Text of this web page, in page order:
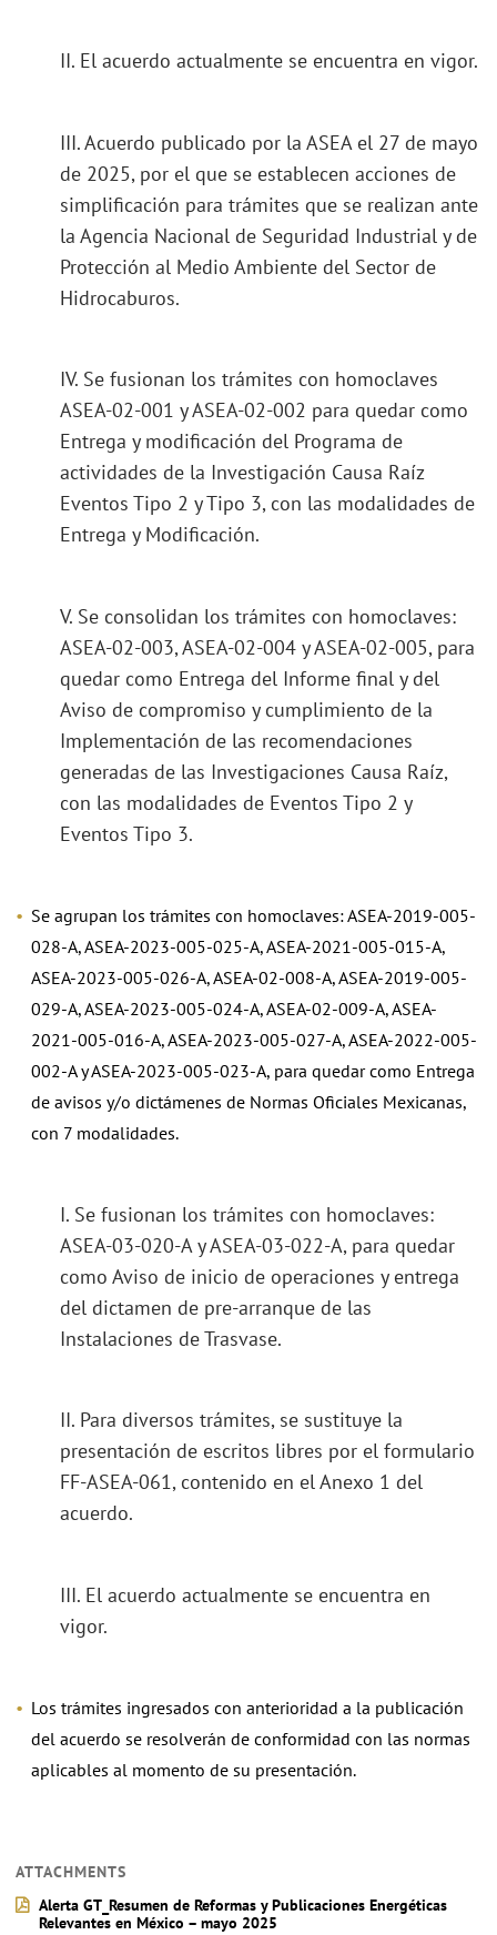
II. El acuerdo actualmente se encuentra en vigor.
III. Acuerdo publicado por la ASEA el 27 de mayo
de 2025, por el que se establecen acciones de
simplificación para trámites que se realizan ante
la Agencia Nacional de Seguridad Industrial y de
Protección al Medio Ambiente del Sector de
Hidrocaburos.
IV. Se fusionan los trámites con homoclaves
ASEA-02-001 y ASEA-02-002 para quedar como
Entrega y modificación del Programa de
actividades de la Investigación Causa Raíz
Eventos Tipo 2 y Tipo 3, con las modalidades de
Entrega y Modificación.
V. Se consolidan los trámites con homoclaves:
ASEA-02-003, ASEA-02-004 y ASEA-02-005, para
quedar como Entrega del Informe final y del
Aviso de compromiso y cumplimiento de la
Implementación de las recomendaciones
generadas de las Investigaciones Causa Raíz,
con las modalidades de Eventos Tipo 2 y
Eventos Tipo 3.
Se agrupan los trámites con homoclaves: ASEA-2019-005-
028-A, ASEA-2023-005-025-A, ASEA-2021-005-015-A,
ASEA-2023-005-026-A, ASEA-02-008-A, ASEA-2019-005-
029-A, ASEA-2023-005-024-A, ASEA-02-009-A, ASEA-
2021-005-016-A, ASEA-2023-005-027-A, ASEA-2022-005-
002-A y ASEA-2023-005-023-A, para quedar como Entrega
de avisos y/o dictámenes de Normas Oficiales Mexicanas,
con 7 modalidades.
I. Se fusionan los trámites con homoclaves:
ASEA-03-020-A y ASEA-03-022-A, para quedar
como Aviso de inicio de operaciones y entrega
del dictamen de pre-arranque de las
Instalaciones de Trasvase.
II. Para diversos trámites, se sustituye la
presentación de escritos libres por el formulario
FF-ASEA-061, contenido en el Anexo 1 del
acuerdo.
III. El acuerdo actualmente se encuentra en
vigor.
Los trámites ingresados con anterioridad a la publicación
del acuerdo se resolverán de conformidad con las normas
aplicables al momento de su presentación.
ATTACHMENTS
Alerta GT_Resumen de Reformas y Publicaciones Energéticas
Relevantes en México – mayo 2025